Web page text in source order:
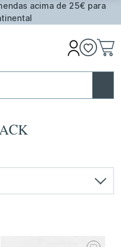
Toalha de Praia em